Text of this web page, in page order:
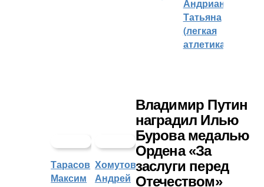
Андрианова
Татьяна
(легкая
атлетика)
Тарасов
Максим
Хомутов
Андрей
Владимир Путин
наградил Илью
Бурова медалью
Ордена «За
заслуги перед
Отечеством»